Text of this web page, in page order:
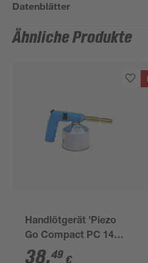
Datenblätter
Ähnliche Produkte
Handlötgerät 'Piezo
Go Compact PC 140'
blau/gold 730 °C
38,49 €